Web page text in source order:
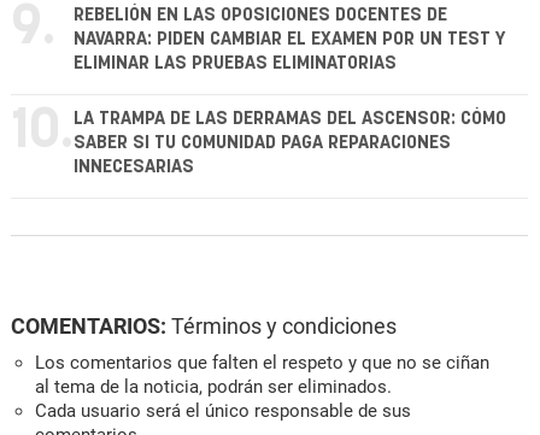
9.
REBELIÓN EN LAS OPOSICIONES DOCENTES DE
NAVARRA: PIDEN CAMBIAR EL EXAMEN POR UN TEST Y
ELIMINAR LAS PRUEBAS ELIMINATORIAS
10. LA TRAMPA DE LAS DERRAMAS DEL ASCENSOR: CÓMO
SABER SI TU COMUNIDAD PAGA REPARACIONES
INNECESARIAS
COMENTARIOS: Términos y condiciones
Los comentarios que falten el respeto y que no se ciñan
al tema de la noticia, podrán ser eliminados.
Cada usuario será el único responsable de sus